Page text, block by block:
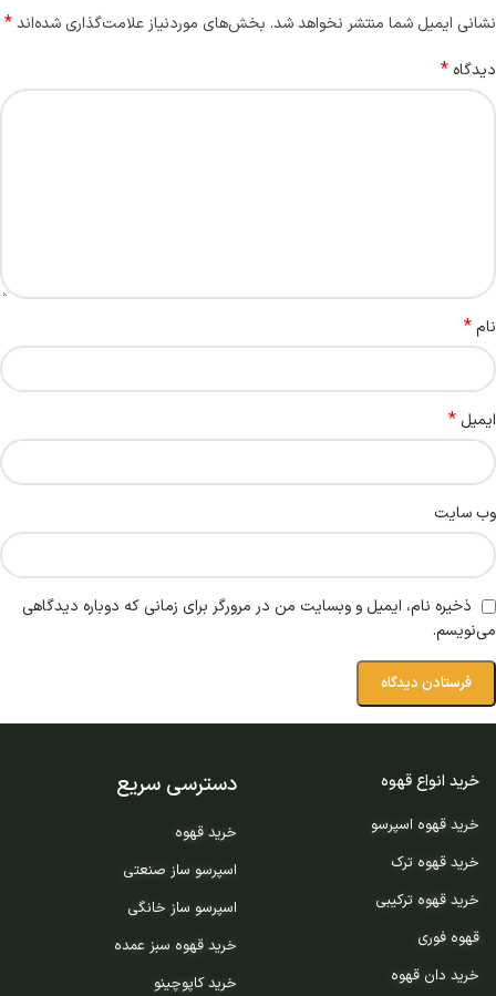
نشانی ایمیل شما منتشر نخواهد شد. بخش‌های موردنیاز علامت‌گذاری شده‌اند*
دیدگاه *
نام*
ایمیل *
وب‌ سایت
ذخیره نام، ایمیل و وبسایت من در مرورگر برای زمانی که دوباره دیدگاهی
می‌نویسم.
خرید انواع قهوه
خرید قهوه اسپرسو
خرید قهوه ترک
خرید قهوه ترکیبی
قهوه فوری
خرید دان قهوه
دسترسی سریع
خرید قهوه
اسپرسو ساز صنعتی
اسپرسو ساز خانگی
خرید قهوه سبز عمده
خرید کاپوچینو